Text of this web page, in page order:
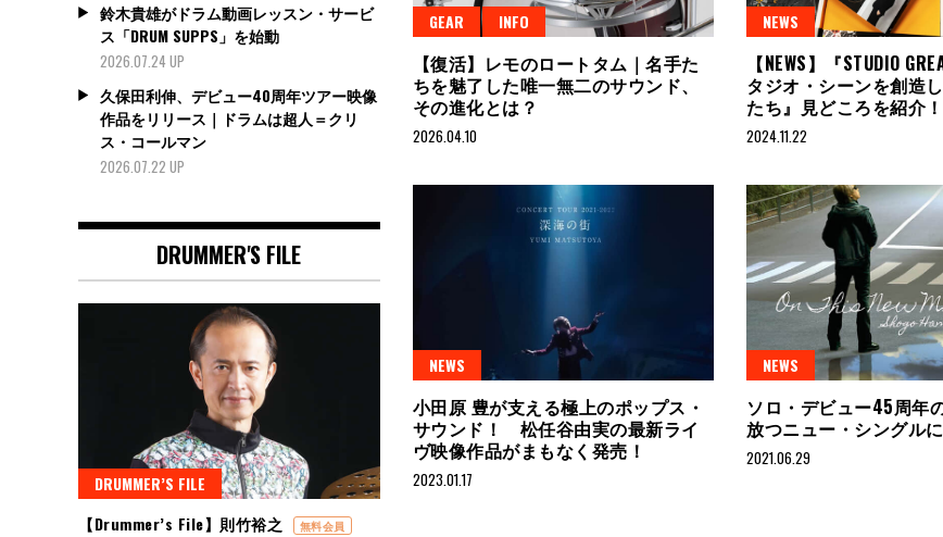
GEAR INFO
【復活】レモのロートタム｜名手た
ちを魅了した唯一無二のサウンド、
その進化とは？
2026.04.10
NEWS
【NEWS】『STUDIO
タジオ・シーンを創造
たち』見どころを紹介！
2024.11.22
NEWS
小田原 豊が支える極上のポップス・
サウンド！ 松任谷由実の最新ライ
ヴ映像作品がまもなく発売！
2023.01.17
NEWS
ソロ・デビュー45周年
放つニュー・シングル
2021.06.29
鈴木貴雄がドラム動画レッスン・サービ
ス「DRUM SUPPS」を始動
2026.07.24 UP
久保田利伸、デビュー40周年ツアー映像
作品をリリース｜ドラムは超人＝クリ
ス・コールマン
2026.07.22 UP
DRUMMER'S FILE
DRUMMER’S FILE
【Drummer’s File】則竹裕之
無料会員